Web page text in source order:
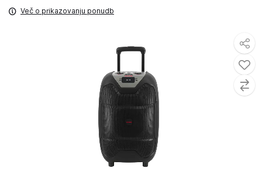
Več o prikazovanju ponudb